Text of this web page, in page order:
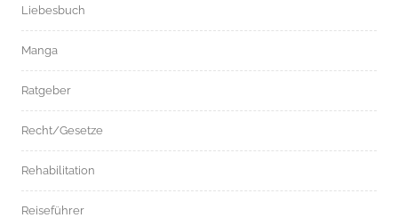
Liebesbuch
Manga
Ratgeber
Recht/Gesetze
Rehabilitation
Reiseführer